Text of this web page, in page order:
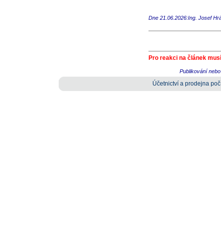
Dne 21.06.2026:Ing. Josef
Pro reakci na článek
Publikování
Účetnictví a prodejna